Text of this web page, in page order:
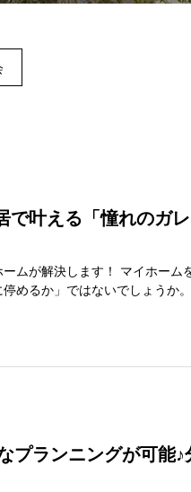
叶える「憧れのガレ
ムが解決します！ マイホーム
めるか」ではないでしょうか
プランニングが可能